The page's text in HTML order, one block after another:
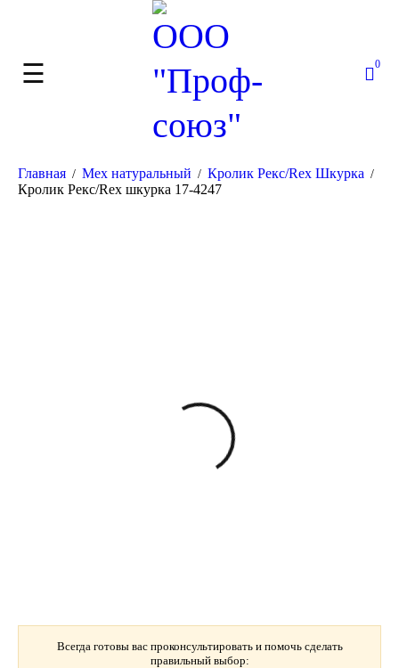
0
Главная / Мех натуральный / Кролик Рекс/Rex Шкурка /
Кролик Рекс/Rex шкурка 17-4247
Всегда готовы вас проконсультировать и помочь сделать
правильный выбор: